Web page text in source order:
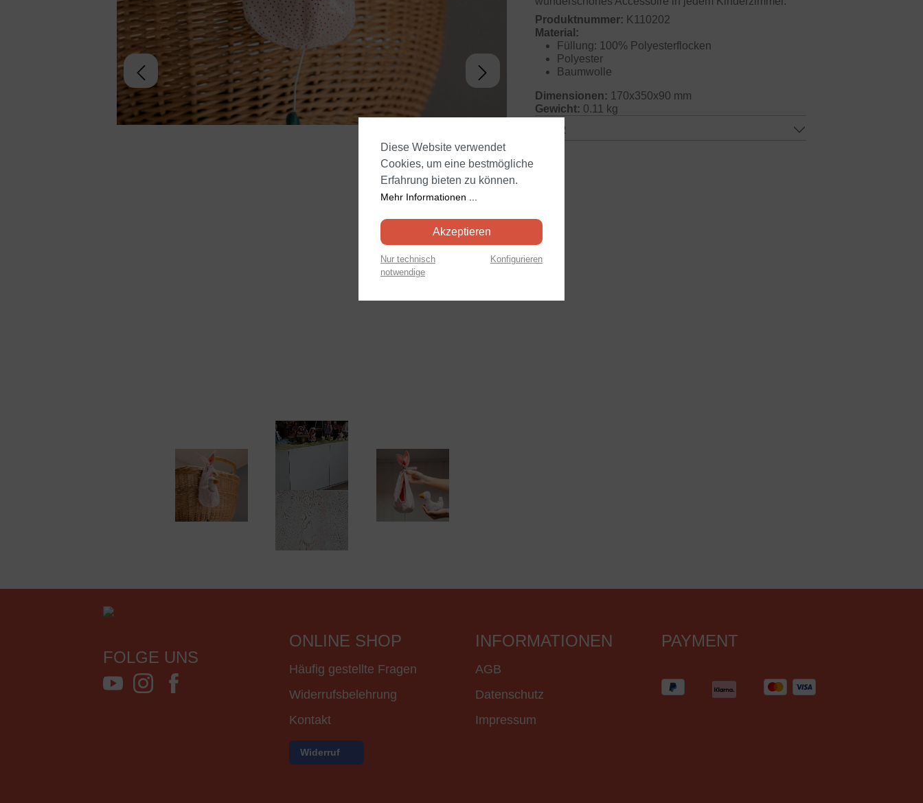
Produktnummer: K110202
Material:
Füllung: 100% Polyesterflocken
Polyester
Baumwolle
Dimensionen: 170x350x90 mm
Gewicht: 0.11 kg
GPSR
FOLGE UNS
ONLINE SHOP
Häufig gestellte Fragen
Widerrufsbelehrung
Kontakt
Widerruf
INFORMATIONEN
AGB
Datenschutz
Impressum
PAYMENT
Diese Website verwendet
Cookies, um eine bestmögliche
Erfahrung bieten zu können.
Mehr Informationen ...
Akzeptieren
Nur technisch
notwendige
Konfigurieren